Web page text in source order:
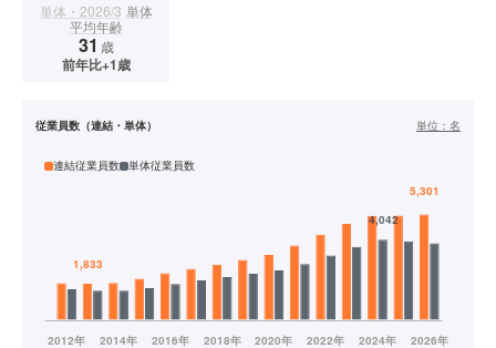
単体・2026/3 単体
平均年齢
31 歳
前年比+1歳
従業員数（連結・単体） 単位： 名
連結従業員数 単体従業員数